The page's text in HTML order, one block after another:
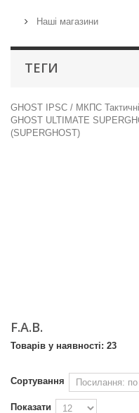
Наші магазини
ТЕГИ
GHOST IPSC / МКПС
GHOST ULTIMATE
(SUPERGHOST)
F.A.B.
Товарів у наявності: 23
Сортування
Показати